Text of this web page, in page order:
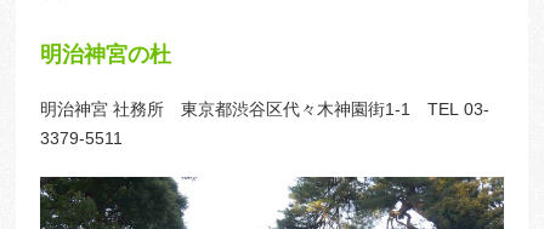
明治神宮の杜
明治神宮 社務所 東京都渋谷区代々木神園街1-1 TEL 03-
3379-5511